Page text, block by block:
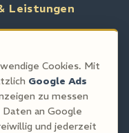
Leistungen
Cookies. Mit
Google Ads
zu messen
an Google
und jederzeit